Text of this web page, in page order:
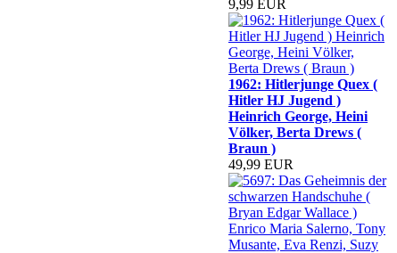
9,99 EUR
1962: Hitlerjunge Quex (
Hitler HJ Jugend )
Heinrich George, Heini
Völker, Berta Drews (
Braun )
49,99 EUR